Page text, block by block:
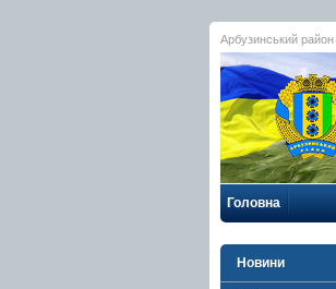
Арбузинський район
Головна
Новини